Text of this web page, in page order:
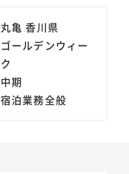
丸亀 香川県
ゴールデンウィー
ク
中期
宿泊業務全般